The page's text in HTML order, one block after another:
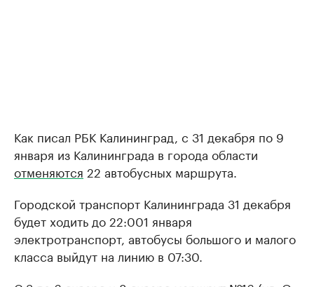
Как писал РБК Калининград, с 31 декабря по 9
января из Калининграда в города области
отменяются 22 автобусных маршрута.
Городской транспорт Калининграда 31 декабря
будет ходить до 22:001 января
электротранспорт, автобусы большого и малого
класса выйдут на линию в 07:30.